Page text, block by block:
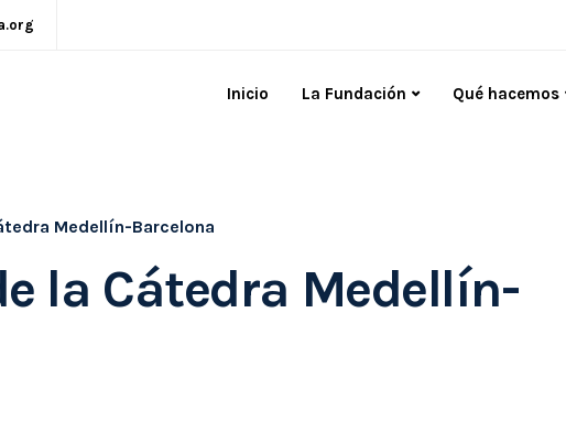
Inicio La Fundación Qué hacemos
Medellín-Barcelona
la Cátedra Medellín-